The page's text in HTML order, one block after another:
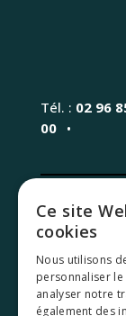
Tél. : 02 96
00
Ce site
cookies
Nous utilisons
personnaliser
analyser notre
également des